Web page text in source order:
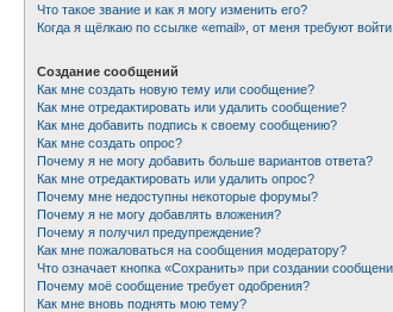
Что такое звание и как я могу изменить его?
Когда я щёлкаю по ссылке «email», от меня требуют
Создание сообщений
Как мне создать новую тему или сообщение?
Как мне отредактировать или удалить сообщение?
Как мне добавить подпись к своему сообщению?
Как мне создать опрос?
Почему я не могу добавить больше вариантов ответа?
Как мне отредактировать или удалить опрос?
Почему мне недоступны некоторые форумы?
Почему я не могу добавлять вложения?
Почему я получил предупреждение?
Как мне пожаловаться на сообщения модератору?
Что означает кнопка «Сохранить» при создании
Почему моё сообщение требует одобрения?
Как мне вновь поднять мою тему?